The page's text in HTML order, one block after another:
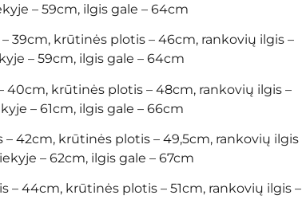
– 59cm, ilgis gale – 64cm
39cm, krūtinės plotis – 46cm, rankovių ilgis –
– 59cm, ilgis gale – 64cm
40cm, krūtinės plotis – 48cm, rankovių ilgis –
– 61cm, ilgis gale – 66cm
– 42cm, krūtinės plotis – 49,5cm, rankovių ilgis
– 62cm, ilgis gale – 67cm
– 44cm, krūtinės plotis – 51cm, rankovių ilgis –